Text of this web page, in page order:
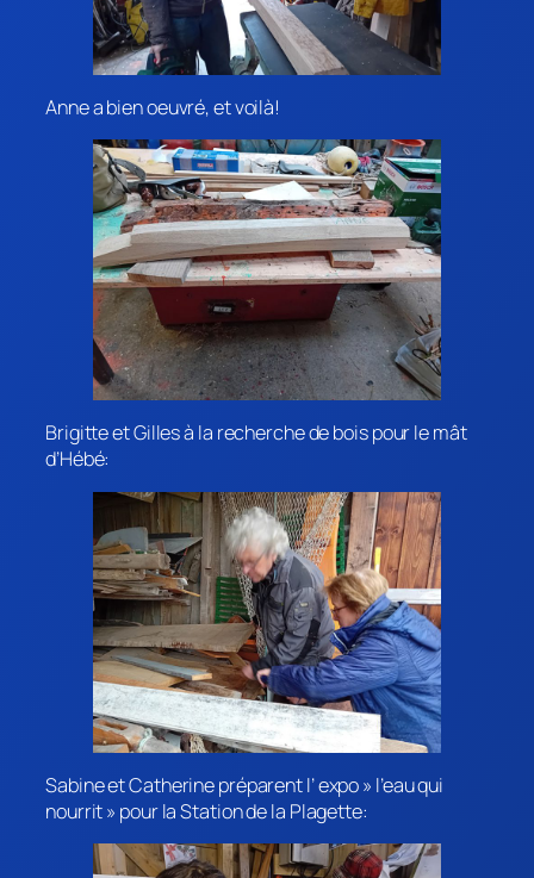
Anne a bien oeuvré, et voilà!
Brigitte et Gilles à la recherche de bois pour le mât
d’Hébé:
Sabine et Catherine préparent l’ expo » l’eau qui
nourrit » pour la Station de la Plagette: